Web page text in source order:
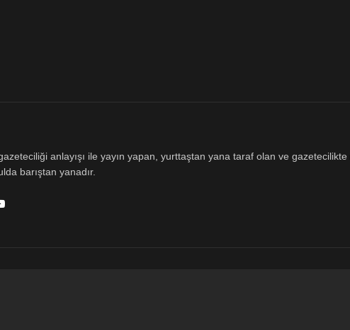
anlayışı ile yayın yapan, yurttaştan yana taraf olan ve
barıştan yanadır.